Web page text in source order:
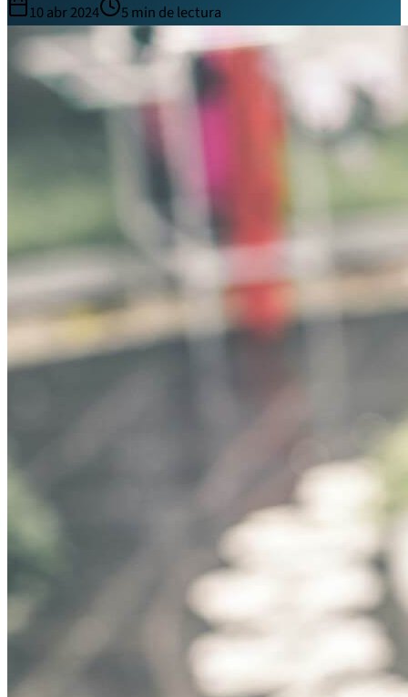
10 abr 2024 5min de lectura